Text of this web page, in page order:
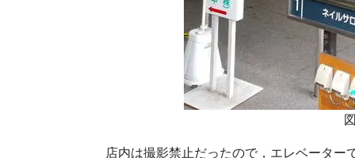
店内は撮影禁止だったので，エレベータ